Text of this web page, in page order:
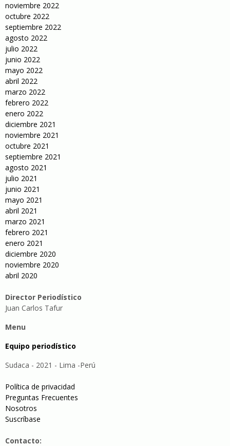
noviembre 2022
octubre 2022
septiembre 2022
agosto 2022
julio 2022
junio 2022
mayo 2022
abril 2022
marzo 2022
febrero 2022
enero 2022
diciembre 2021
noviembre 2021
octubre 2021
septiembre 2021
agosto 2021
julio 2021
junio 2021
mayo 2021
abril 2021
marzo 2021
febrero 2021
enero 2021
diciembre 2020
noviembre 2020
abril 2020
Director Periodístico
Juan Carlos Tafur
Menu
Equipo periodístico
Sudaca - 2021 - Lima -Perú
Política de privacidad
Preguntas Frecuentes
Nosotros
Suscríbase
Contacto: